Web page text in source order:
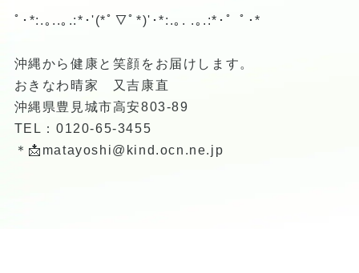
ﾟ･*:.｡..｡.:*･'(*ﾟ▽ﾟ*)'･*:.｡. .｡.:*･゜ﾟ･*
沖縄から健康と笑顔をお届けします。
おきなわ晴家 又吉康直
沖縄県豊見城市高安803-89
TEL：0120-65-3455
＊📩matayoshi@kind.ocn.ne.jp